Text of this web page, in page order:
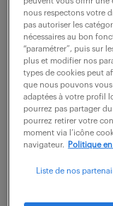
juriste (f/h)
23 février 2026
Colomiers (31)
4 224 € / mois
aux Fonctions de
nous respectons votre
pas autoriser les
nécessaires au bon
“paramétrer”, puis sur
plus et modifier nos
types de cookies peut
que nous pouvons
adaptées à votre profil
pourrez pas partager
pourrez retirer votre
moment via l’icône
navigateur.
Politique
Liste de nos